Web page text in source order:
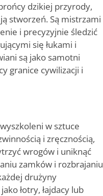
dzikiej przyrody,
stworzeń. Są mistrzami
i precyzyjnie śledzić
się łukami i
są jako samotni
granice cywilizacji i
w sztuce
i zręcznością,
wrogów i uniknąć
zamków i rozbrajaniu
drużyny
łotry, łajdacy lub